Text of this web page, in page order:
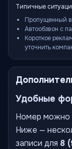
Типичные
Пропущенный
Автообзвон с
Короткое
уточнить
Удобные
Номер можно
Ниже —
записи для 8